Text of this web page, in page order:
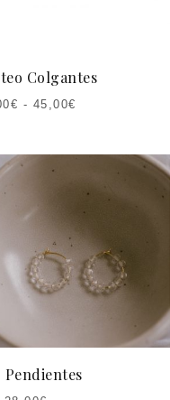
Colgantes
€ - 45,00€
Pendientes